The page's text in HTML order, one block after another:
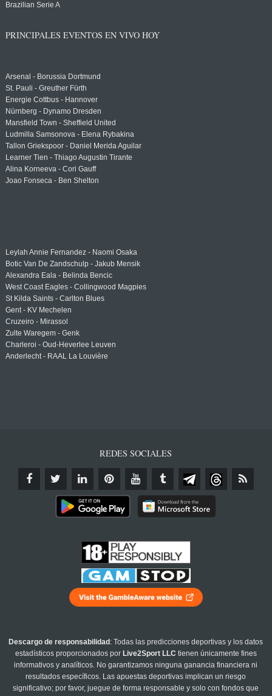
Brazilian Serie A
PRINCIPALES EVENTOS EN VIVO HOY
Arsenal - Borussia Dortmund
St. Pauli - Greuther Fürth
Energie Cottbus - Hannover
Nürnberg - Dynamo Dresden
Mansfield Town - Sheffield United
Ludmilla Samsonova - Elena Rybakina
Tallon Griekspoor - Daniel Merida Aguilar
Learner Tien - Thiago Augustin Tirante
Alina Korneeva - Cori Gauff
Joao Fonseca - Ben Shelton
Leylah Annie Fernandez - Naomi Osaka
Botic Van De Zandschulp - Jakub Mensik
Alexandra Eala - Belinda Bencic
West Coast Eagles - Collingwood Magpies
St Kilda Saints - Carlton Blues
Gent - KV Mechelen
Cruzeiro - Mirassol
Zulte Waregem - Genk
Charleroi - Oud-Heverlee Leuven
Anderlecht - RAAL La Louvière
REDES SOCIALES
Descargo de responsabilidad : Todas las predicciones deportivas y los datos
estadísticos proporcionados por Live2Sport LLC tienen únicamente fines
informativos y analíticos. No garantizamos ninguna ganancia financiera ni
resultados específicos. Las apuestas deportivas implican un riesgo
significativo; por favor, juegue de forma responsable y solo con fondos que